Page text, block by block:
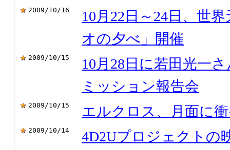
2009/10/16
10月22日～24日、世
オの夕べ」開催
2009/10/15
10月28日に若田光一
ミッション報告会
2009/10/15 エルクロス、月面に
2009/10/14
4D2Uプロジェクトの